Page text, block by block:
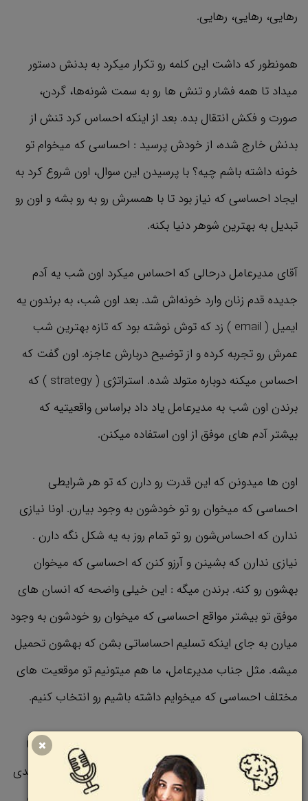
رهایی، رهایی، رهایی.
همونطور که داشت این کلمه رو تکرار میکرد به بدنش دستور
میداد تا همه فشار و تنش ها رو به سمت شونه‌ها، گردن،
صورت و فکش انتقال بده. بعد از اینکه احساس کرد تنش از
بدنش خارج شده، از خودش پرسید :‌ احساسی که میخوام تو
خونه داشته باشم چیه؟ با پرسیدن این سوال، اون شروع کرد به
ایجاد احساسی که نیاز بود تا با همسرش رو به رو بشه و اون رو
تبدیل به بهترین شوهر دنیا بکنه.
آقای مدیرعامل درحالی که احساس میکرد اون شب یه آدم
جدیده قدم زنان وارد خونه‌اش شد. بعد اون شب، به برندون یه
ایمیل ( email ) زد که توش نوشته بود که تازه بهترین شب
عمرش رو تجربه کرده و از توضیح دربارش عاجزه. اون گفت که
احساس میکنه دوباره متولد شده. استراتژي ( strategy ) که
برندن اون شب به مدیرعامل یاد داد براساس واقعیتیه که
بیشتر آدم های موفق از اون استفاده میکنن.
اون ها میدونن که این قدرت رو دارن که تو هر شرایطی
احساسی که میخوان رو تو خودشون به وجود بیارن. اونا نیازی
ندارن که احساس‌شون رو تو تمام روز به یه شکل نگه دارن .
نیازی ندارن که بشینن و آرزو کنن که احساسی که میخوان
بهشون رو کنه. برندن میگه :‌ این خیلی واضحه که انسان های
موفق تو بیشتر مواقع احساسی که میخوان رو خودشون به وجود
میارن به جای اینکه تسلیم احساساتی بشن که بهشون تحمیل
میشه. مثل جناب مدیرعامل، ما هم میتونیم تو موقعیت های
مختلف احساسی که میخوایم داشته باشیم رو انتخاب کنیم.
میتونیم حسی که داره جلوی پیشرفت مون رو میگیره رو رها
کنیم و به جاش احساسات سودمند جایگزین کنیم. نکته کلیدی